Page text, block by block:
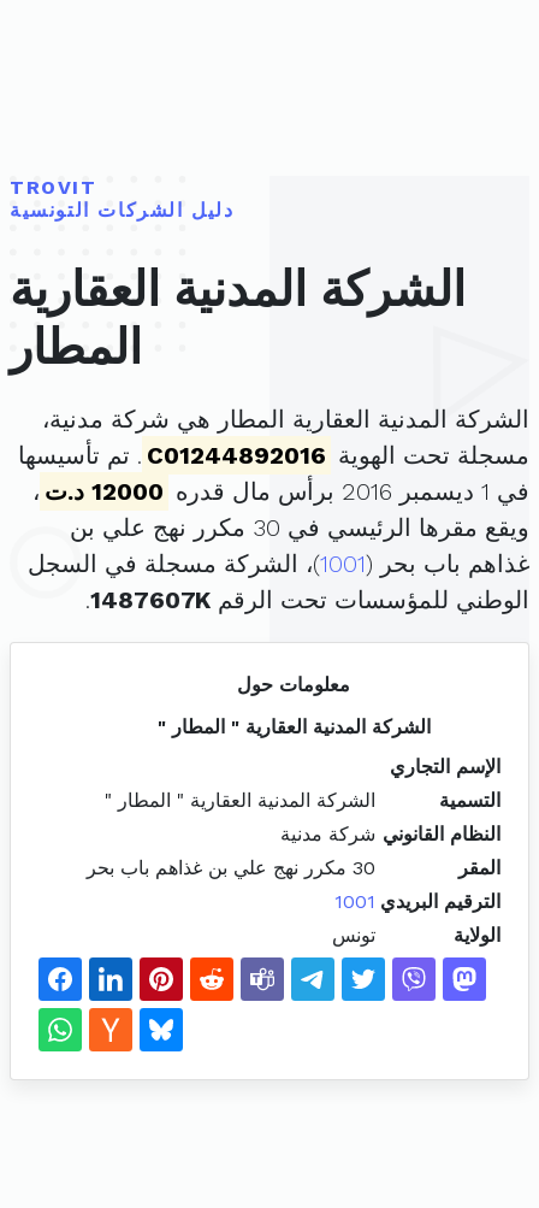
TROVIT
دليل الشركات التونسية
الشركة المدنية العقارية
المطار
الشركة المدنية العقارية المطار هي شركة مدنية،
مسجلة تحت الهوية C01244892016 . تم تأسيسها
في 1 ديسمبر 2016 برأس مال قدره
12000 د.ت
،
ويقع مقرها الرئيسي في 30 مكرر نهج علي بن
غذاهم باب بحر (1001)، الشركة مسجلة في السجل
الوطني للمؤسسات تحت الرقم 1487607K
.
معلومات حول
الشركة المدنية العقارية " المطار "
الإسم التجاري
التسمية
الشركة المدنية العقارية " المطار "
النظام القانوني شركة مدنية
المقر
30 مكرر نهج علي بن غذاهم باب بحر
الترقيم البريدي 1001
الولاية
تونس